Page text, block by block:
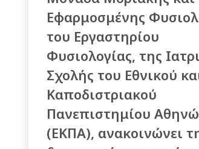
Εφαρμοσμένης
του Εργαστηρίου
Φυσιολογίας, της
Σχολής του Εθνικού
Καποδιστριακού
Πανεπιστημίου
(ΕΚΠΑ), ανακοινώνει